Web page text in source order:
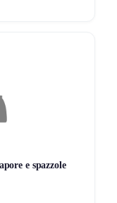
alla prossima
e spazzole